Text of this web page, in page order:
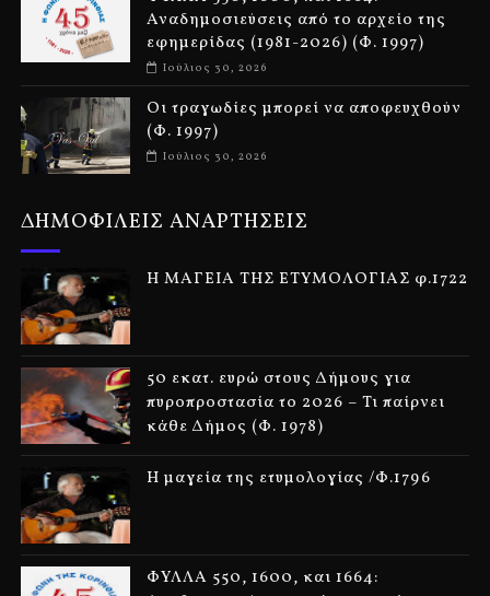
Αναδημοσιεύσεις από το αρχείο της
εφημερίδας (1981-2026) (Φ. 1997)
Ιούλιος 30, 2026
Οι τραγωδίες μπορεί να αποφευχθούν
(Φ. 1997)
Ιούλιος 30, 2026
ΔΗΜΟΦΙΛΕΙΣ ΑΝΑΡΤΗΣΕΙΣ
Η ΜΑΓΕΙΑ ΤΗΣ ΕΤΥΜΟΛΟΓΙΑΣ φ.1722
50 εκατ. ευρώ στους Δήμους για
πυροπροστασία το 2026 – Τι παίρνει
κάθε Δήμος (Φ. 1978)
Η μαγεία της ετυμολογίας /Φ.1796
ΦΥΛΛΑ 550, 1600, και 1664: